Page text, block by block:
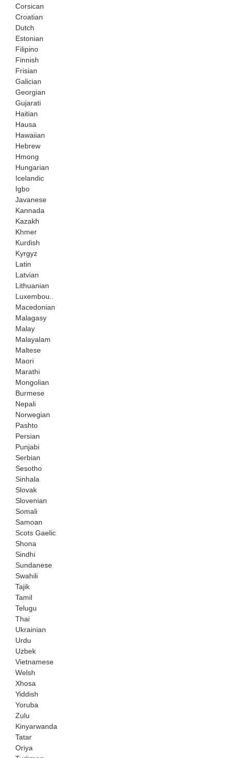
Corsican
Croatian
Dutch
Estonian
Filipino
Finnish
Frisian
Galician
Georgian
Gujarati
Haitian
Hausa
Hawaiian
Hebrew
Hmong
Hungarian
Icelandic
Igbo
Javanese
Kannada
Kazakh
Khmer
Kurdish
Kyrgyz
Latin
Latvian
Lithuanian
Luxembou..
Macedonian
Malagasy
Malay
Malayalam
Maltese
Maori
Marathi
Mongolian
Burmese
Nepali
Norwegian
Pashto
Persian
Punjabi
Serbian
Sesotho
Sinhala
Slovak
Slovenian
Somali
Samoan
Scots Gaelic
Shona
Sindhi
Sundanese
Swahili
Tajik
Tamil
Telugu
Thai
Ukrainian
Urdu
Uzbek
Vietnamese
Welsh
Xhosa
Yiddish
Yoruba
Zulu
Kinyarwanda
Tatar
Oriya